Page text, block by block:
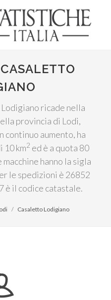
ricade nella
provincia di Lodi,
continuo aumento, ha
10 km2 ed è a quota 80
hanno la sigla
le spedizioni è 26852
è il codice catastale.
Casaletto Lodigiano